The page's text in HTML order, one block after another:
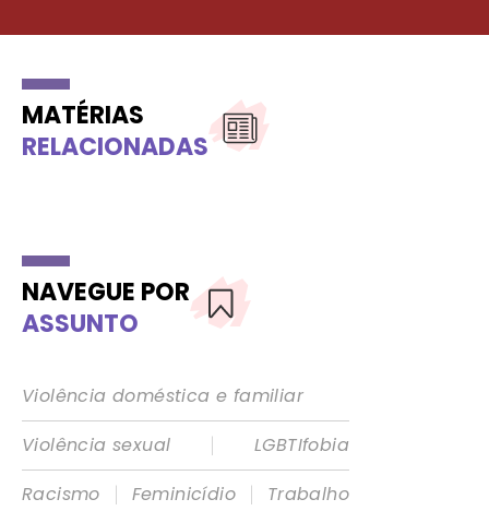
MATÉRIAS
RELACIONADAS
NAVEGUE POR
ASSUNTO
Violência doméstica e familiar
Violência sexual
|
LGBTIfobia
Racismo
| Feminicídio |
Trabalho